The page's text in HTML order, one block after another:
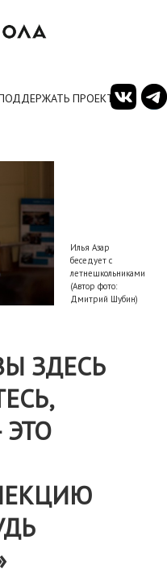
ПРОЕКТ
Илья Азар
беседует с
летнешкольниками
(Автор фото:
Дмитрий Шубин)
ЗДЕСЬ